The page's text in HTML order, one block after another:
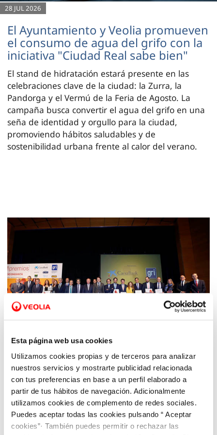
Esta página web usa cookies
Utilizamos cookies propias y de terceros para analizar
nuestros servicios y mostrarte publicidad relacionada
con tus preferencias en base a un perfil elaborado a
partir de tus hábitos de navegación. Adicionalmente
utilizamos cookies de complemento de redes sociales.
Puedes aceptar todas las cookies pulsando “ Aceptar
cookies”· También puedes permitir o rechazar las
28 JUL 2026
El Ayuntamiento y Veolia promueven
el consumo de agua del grifo con la
iniciativa "Ciudad Real sabe bien"
El stand de hidratación estará presente en las
celebraciones clave de la ciudad: la Zurra, la
Pandorga y el Vermú de la Feria de Agosto. La
campaña busca convertir el agua del grifo en una
seña de identidad y orgullo para la ciudad,
promoviendo hábitos saludables y de
sostenibilidad urbana frente al calor del verano.
08 NOV 2019
Aquona, premiada a la ‘Mejor Acción Social’
durante la ceremonia de los XIII Premios
“Castilla y León Económica”